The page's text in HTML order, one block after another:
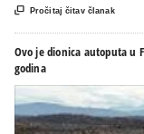
 Pročitaj čitav članak
Ovo je dionica autoputa u
godina